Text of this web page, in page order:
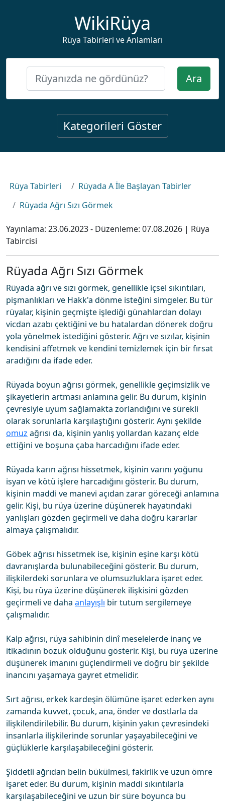
WikiRüya
Rüya Tabirleri ve Anlamları
Ara
Kategorileri Göster
Rüya Tabirleri
Rüyada A İle Başlayan Tabirler
Rüyada Ağrı Sızı Görmek
Yayınlama: 23.06.2023- Düzenleme: 07.08.2026 | Rüya
Tabircisi
Rüyada Ağrı Sızı Görmek
Rüyada ağrı ve sızı görmek, genellikle içsel sıkıntıları,
pişmanlıkları ve Hakk'a dönme isteğini simgeler. Bu tür
rüyalar, kişinin geçmişte işlediği günahlardan dolayı
vicdan azabı çektiğini ve bu hatalardan dönerek doğru
yola yönelmek istediğini gösterir. Ağrı ve sızılar, kişinin
kendisini affetmek ve kendini temizlemek için bir fırsat
aradığını da ifade eder.
Rüyada boyun ağrısı görmek, genellikle geçimsizlik ve
şikayetlerin artması anlamına gelir. Bu durum, kişinin
çevresiyle uyum sağlamakta zorlandığını ve sürekli
olarak sorunlarla karşılaştığını gösterir. Aynı şekilde
omuz ağrısı da, kişinin yanlış yollardan kazanç elde
ettiğini ve boşuna çaba harcadığını ifade eder.
Rüyada karın ağrısı hissetmek, kişinin varını yoğunu
isyan ve kötü işlere harcadığını gösterir. Bu durum,
kişinin maddi ve manevi açıdan zarar göreceği anlamına
gelir. Kişi, bu rüya üzerine düşünerek hayatındaki
yanlışları gözden geçirmeli ve daha doğru kararlar
almaya çalışmalıdır.
Göbek ağrısı hissetmek ise, kişinin eşine karşı kötü
davranışlarda bulunabileceğini gösterir. Bu durum,
ilişkilerdeki sorunlara ve olumsuzluklara işaret eder.
Kişi, bu rüya üzerine düşünerek ilişkisini gözden
geçirmeli ve daha anlayışlı bir tutum sergilemeye
çalışmalıdır.
Kalp ağrısı, rüya sahibinin dinî meselelerde inanç ve
itikadının bozuk olduğunu gösterir. Kişi, bu rüya üzerine
düşünerek imanını güçlendirmeli ve doğru bir şekilde
inancını yaşamaya gayret etmelidir.
Sırt ağrısı, erkek kardeşin ölümüne işaret ederken aynı
zamanda kuvvet, çocuk, ana, önder ve dostlarla da
ilişkilendirilebilir. Bu durum, kişinin yakın çevresindeki
insanlarla ilişkilerinde sorunlar yaşayabileceğini ve
güçlüklerle karşılaşabileceğini gösterir.
Şiddetli ağrıdan belin bükülmesi, fakirlik ve uzun ömre
işaret eder. Bu durum, kişinin maddi sıkıntılarla
karşılaşabileceğini ve uzun bir süre boyunca bu